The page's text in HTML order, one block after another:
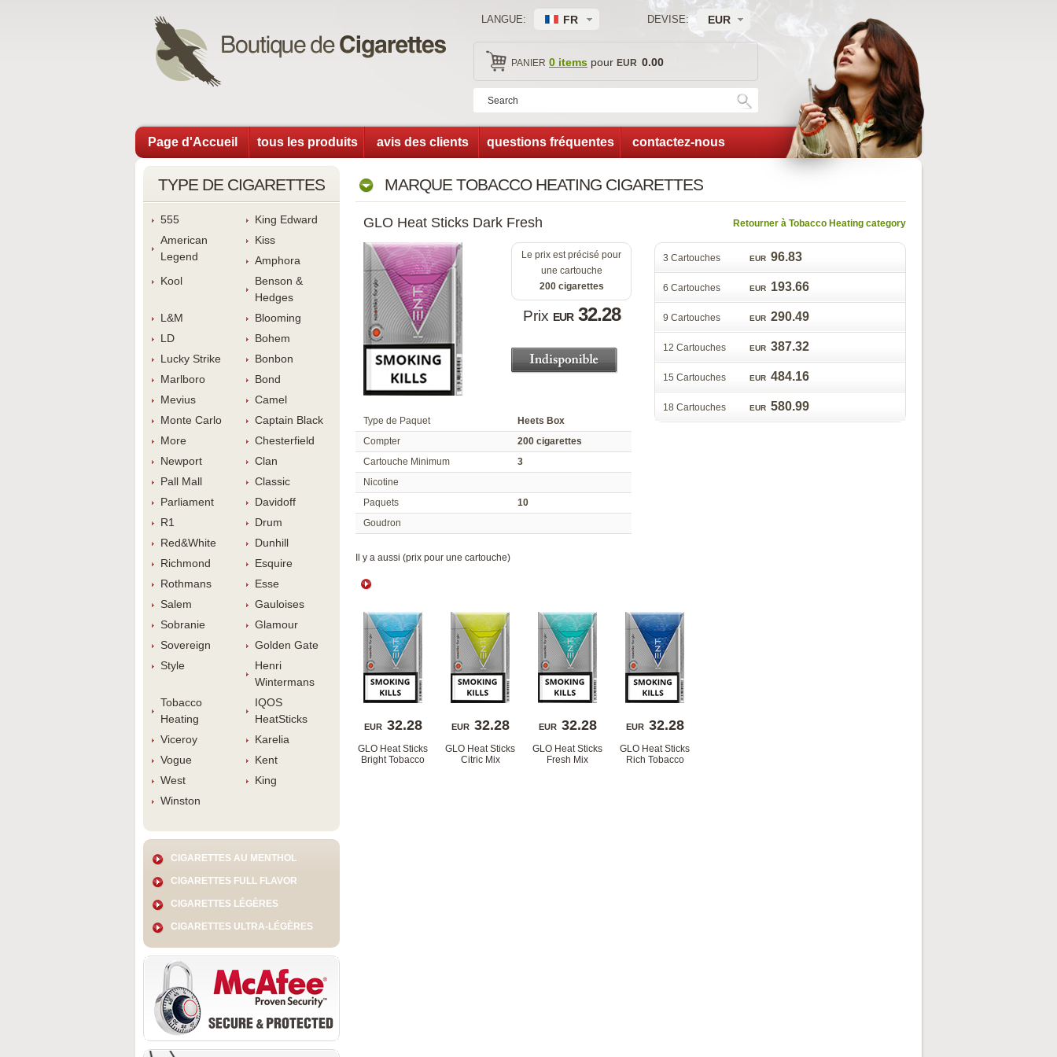
LANGUE: FR DEVISE: EUR
PANIER 0 item pour EUR 0.00
Page d'Accueil tous les produit avis des client questions fréquente contactez-nou
TYPE DE CIGARETTES
555
King Edward
American
Legend
Ki
Amphora
Kool
Benson &
Hedge
L&M
Blooming
LD
Bohem
Lucky Strike
Bonbon
Marlboro
Bond
Meviu
Camel
Monte Carlo
Captain Black
More
Chesterfield
Newport
Clan
Pall Mall
Classic
Parliament
Davidoff
R1
Drum
Red&White
Dunhill
Richmond
Esquire
Rothman
Esse
Salem
Gauloise
Sobranie
Glamour
Sovereign
Golden Gate
Style
Henri
Winterman
Tobacco
Heating
IQOS
HeatStick
Viceroy
Karelia
Vogue
Kent
West
King
Winston
CIGARETTES AU MENTHOL
CIGARETTES FULL FLAVOR
CIGARETTES LÉGÈRES
CIGARETTES ULTRA-LÉGÈRES
MARQUE TOBACCO HEATING CIGARETTES
GLO Heat Sticks Dark Fresh
Le prix est précisé pour
une cartouche
200 cigarette
Prix EUR 32.28
Type de Paquet
Heets Box
Compter
200 cigarette
Cartouche Minimum
3
Nicotine
Paquet
10
Goudron
Retourner à Tobacco Heating category
3 Cartouche EUR 96.83
6 Cartouche EUR 193.66
9 Cartouche EUR 290.49
12 Cartouche EUR 387.32
15 Cartouche EUR 484.16
18 Cartouche EUR 580.99
Il y a aussi (prix pour une cartouche)
EUR 32.28
GLO Heat Sticks
Bright Tobacco
EUR 32.28
GLO Heat Sticks
Citric Mix
EUR 32.28
GLO Heat Sticks
Fresh Mix
EUR 32.28
GLO Heat Sticks
Rich Tobacco